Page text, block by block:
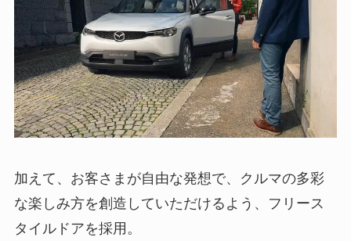
加えて、お客さまが自由な発想で、クルマの多彩
な楽しみ方を創造していただけるよう、フリース
タイルドアを採用。